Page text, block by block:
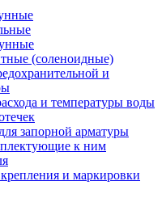
(соленоидные)
и
и температуры воды
запорной арматуры
к ним
и маркировки